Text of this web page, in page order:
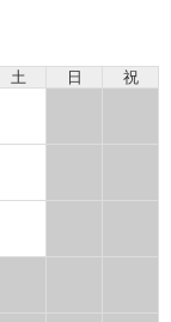
土 日 祝